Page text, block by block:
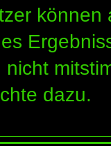
dazu.